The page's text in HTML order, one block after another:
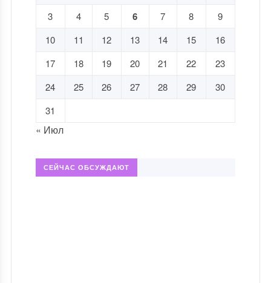
3
4 5 6 7 8
9
10
11 12 13 14 15
16
17
18 19 20 21 22
23
24
25 26 27 28 29
30
31
« Июл
СЕЙЧАС ОБСУЖДАЮТ